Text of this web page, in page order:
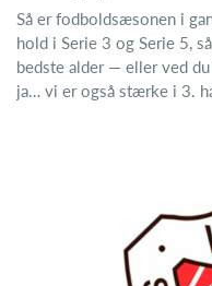
Så er fodboldsæsonen i
hold i Serie 3 og Serie 5,
bedste alder — eller ved
ja… vi er også stærke i 3.